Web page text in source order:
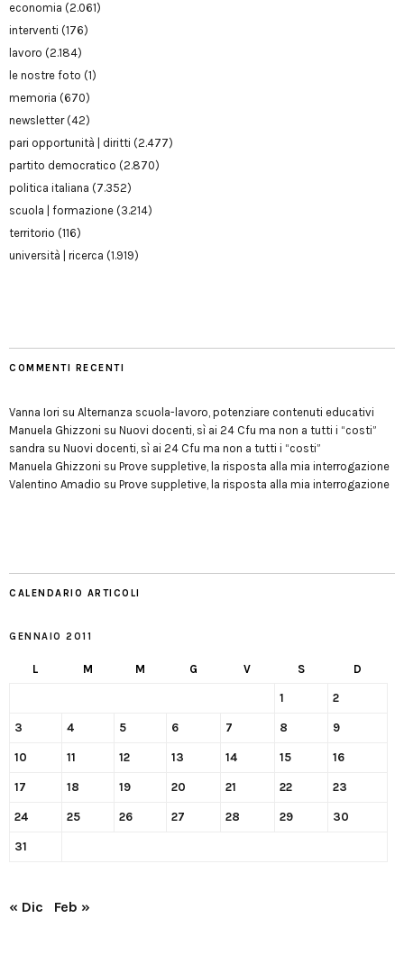
economia (2.061)
interventi (176)
lavoro (2.184)
le nostre foto (1)
memoria (670)
newsletter(42)
pari opportunità | diritti (2.477)
partito democratico (2.870)
politica italiana (7.352)
scuola | formazione (3.214)
territorio (116)
università | ricerca (1.919)
COMMENTI RECENTI
Vanna Iori su Alternanza scuola-lavoro, potenziare contenuti educativi
Manuela Ghizzoni su Nuovi docenti, sì ai 24 Cfu ma non a tutti i “costi”
sandra su Nuovi docenti, sì ai 24 Cfu ma non a tutti i “costi”
Manuela Ghizzoni su Prove suppletive, la risposta alla mia interrogazione
Valentino Amadio su Prove suppletive, la risposta alla mia interrogazione
CALENDARIO ARTICOLI
GENNAIO 2011
L M M G V S D
1 2
3 4 5 6 7 8 9
10 11 12 13 14 15 16
17 18 19 20 21 22 23
24 25 26 27 28 29 30
31
« Dic Feb »